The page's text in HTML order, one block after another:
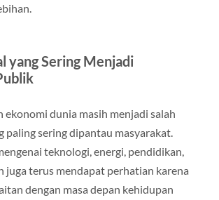
yang Sering Menjadi
ekonomi dunia masih menjadi salah
paling sering dipantau masyarakat.
teknologi, energi, pendidikan,
juga terus mendapat perhatian karena
dengan masa depan kehidupan